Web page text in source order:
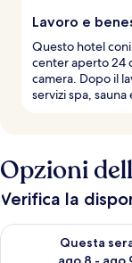
Lavoro e
Questo hotel
center aperto 24
camera. Dopo il
servizi spa, sauna
Opzioni
Verifica la
Questa
Verifica la